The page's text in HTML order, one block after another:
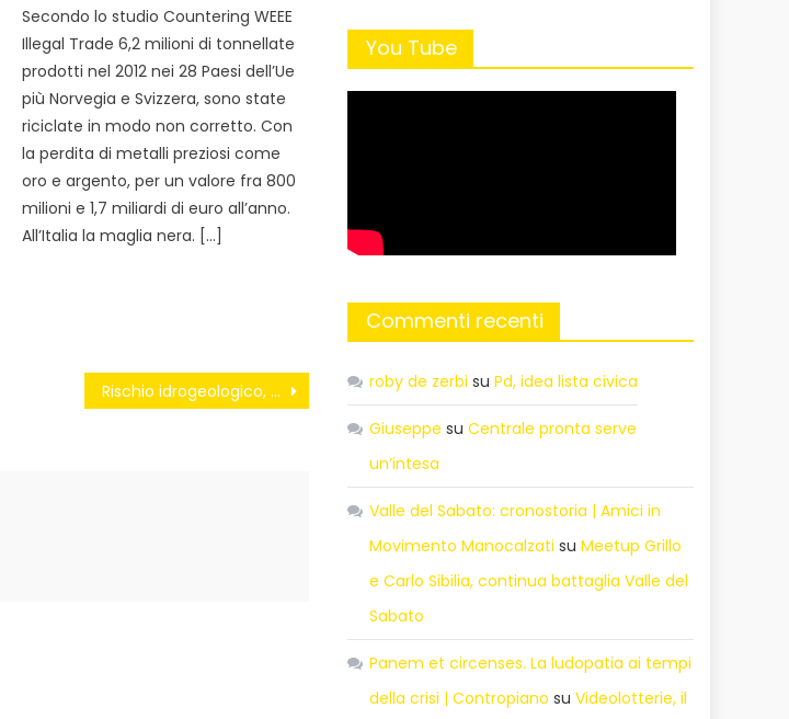
Secondo lo studio Countering WEEE
Illegal Trade 6,2 milioni di tonnellate
prodotti nel 2012 nei 28 Paesi dell’Ue
più Norvegia e Svizzera, sono state
riciclate in modo non corretto. Con
la perdita di metalli preziosi come
oro e argento, per un valore fra 800
milioni e 1,7 miliardi di euro all’anno.
All’Italia la maglia nera. […]
Rischio idrogeologico, Anbi al Parlamento: «Emergenza, passiamo alla prevenzione civile»
You Tube
Commenti recenti
roby de zerbi suPd, idea lista civica
Giuseppe suCentrale pronta serve
un’intesa
Valle del Sabato: cronostoria | Amici in
Movimento Manocalzati suMeetup Grillo
e Carlo Sibilia, continua battaglia Valle del
Sabato
Panem et circenses. La ludopatia ai tempi
della crisi | Contropiano suVideolotterie, il